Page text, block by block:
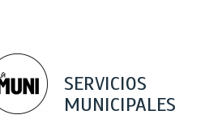
SERVICIOS
MUNICIPALES